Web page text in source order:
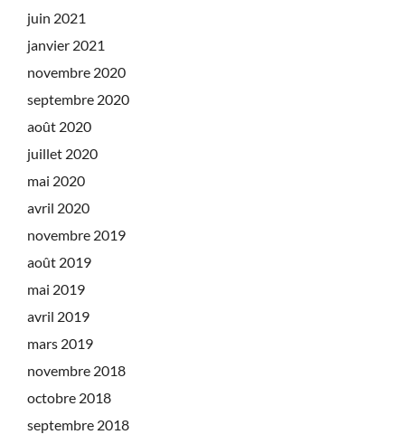
juin 2021
janvier 2021
novembre 2020
septembre 2020
août 2020
juillet 2020
mai 2020
avril 2020
novembre 2019
août 2019
mai 2019
avril 2019
mars 2019
novembre 2018
octobre 2018
septembre 2018